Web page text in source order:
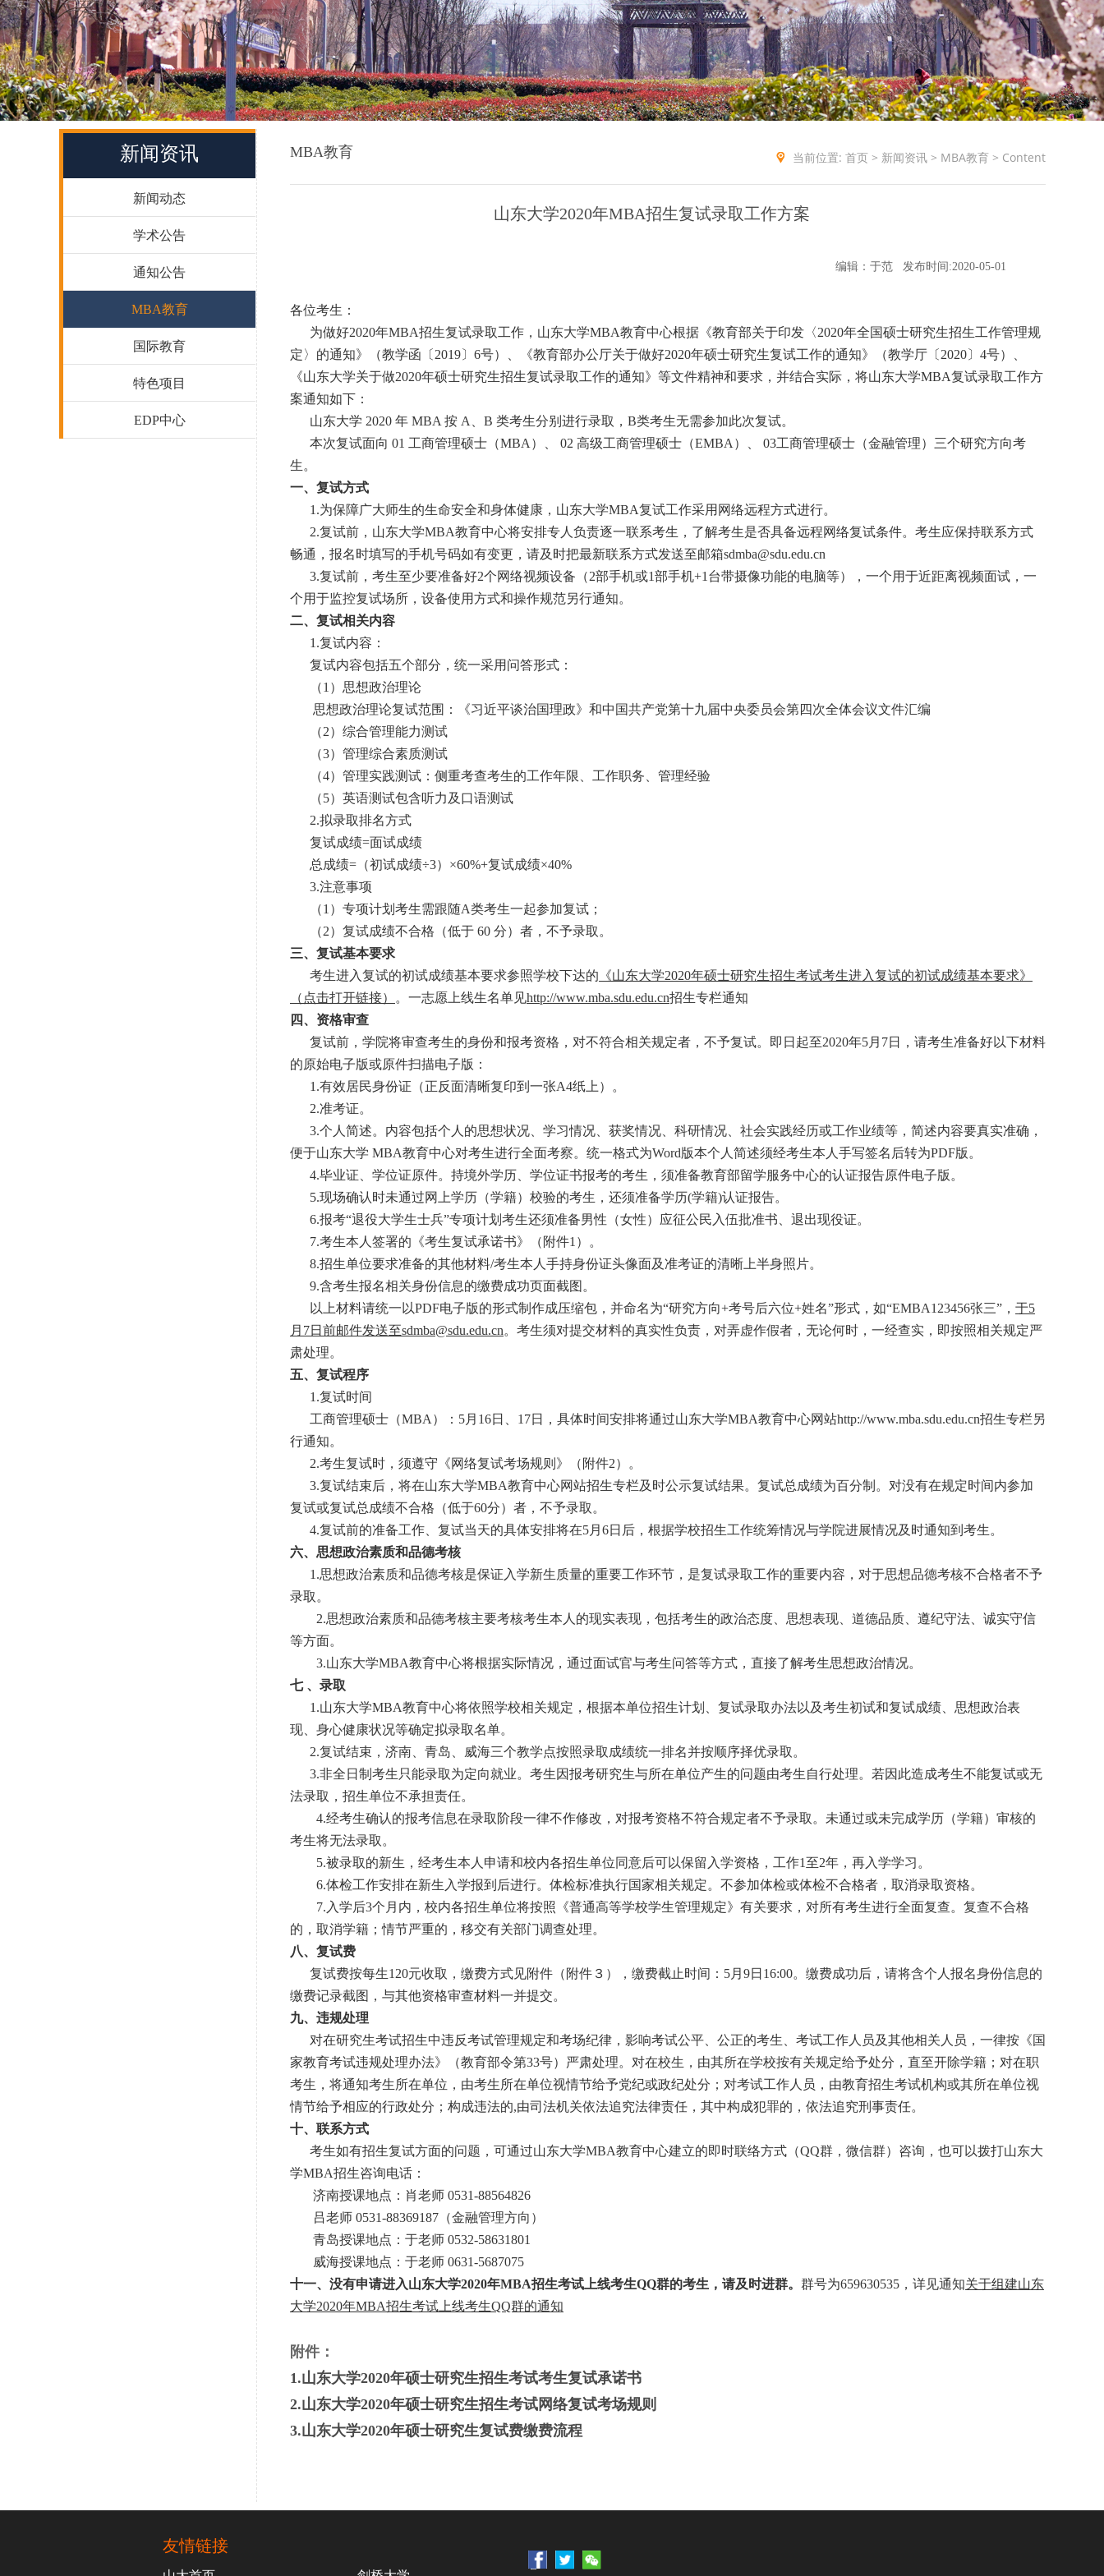
新闻资讯
新闻动态
学术公告
通知公告
MBA教育
国际教育
特色项目
EDP中心
MBA教育 当前位置: 首页 > 新闻资讯 > MBA教育 > Content
山东大学2020年MBA招生复试录取工作方案
编辑：于范 发布时间:2020-05-01
各位考生：
为做好2020年MBA招生复试录取工作，山东大学MBA教育中心根据《教育部关于印发〈2020年全国硕士研究生招生工作管理规
定〉的通知》（教学函〔2019〕6号）、《教育部办公厅关于做好2020年硕士研究生复试工作的通知》（教学厅〔2020〕4号）、
《山东大学关于做2020年硕士研究生招生复试录取工作的通知》等文件精神和要求，并结合实际，将山东大学MBA复试录取工作方
案通知如下：
山东大学 2020 年 MBA 按 A、B 类考生分别进行录取，B类考生无需参加此次复试。
本次复试面向 01 工商管理硕士（MBA）、 02 高级工商管理硕士（EMBA）、 03工商管理硕士（金融管理）三个研究方向考
生。
一、复试方式
1.为保障广大师生的生命安全和身体健康，山东大学MBA复试工作采用网络远程方式进行。
2.复试前，山东大学MBA教育中心将安排专人负责逐一联系考生，了解考生是否具备远程网络复试条件。考生应保持联系方式
畅通，报名时填写的手机号码如有变更，请及时把最新联系方式发送至邮箱sdmba@sdu.edu.cn
3.复试前，考生至少要准备好2个网络视频设备（2部手机或1部手机+1台带摄像功能的电脑等），一个用于近距离视频面试，一
个用于监控复试场所，设备使用方式和操作规范另行通知。
二、复试相关内容
1.复试内容：
复试内容包括五个部分，统一采用问答形式：
（1）思想政治理论
思想政治理论复试范围：《习近平谈治国理政》和中国共产党第十九届中央委员会第四次全体会议文件汇编
（2）综合管理能力测试
（3）管理综合素质测试
（4）管理实践测试：侧重考查考生的工作年限、工作职务、管理经验
（5）英语测试包含听力及口语测试
2.拟录取排名方式
复试成绩=面试成绩
总成绩=（初试成绩÷3）×60%+复试成绩×40%
3.注意事项
（1）专项计划考生需跟随A类考生一起参加复试；
（2）复试成绩不合格（低于 60 分）者，不予录取。
三、复试基本要求
考生进入复试的初试成绩基本要求参照学校下达的 《山东大学2020年硕士研究生招生考试考生进入复试的初试成绩基本要求》
（点击打开链接）
。一志愿上线生名单见http://www.mba.sdu.edu.cn招生专栏通知
四、资格审查
复试前，学院将审查考生的身份和报考资格，对不符合相关规定者，不予复试。即日起至2020年5月7日，请考生准备好以下材料
的原始电子版或原件扫描电子版：
1.有效居民身份证（正反面清晰复印到一张A4纸上）。
2.准考证。
3.个人简述。内容包括个人的思想状况、学习情况、获奖情况、科研情况、社会实践经历或工作业绩等，简述内容要真实准确，
便于山东大学 MBA教育中心对考生进行全面考察。统一格式为Word版本个人简述须经考生本人手写签名后转为PDF版。
4.毕业证、学位证原件。持境外学历、学位证书报考的考生，须准备教育部留学服务中心的认证报告原件电子版。
5.现场确认时未通过网上学历（学籍）校验的考生，还须准备学历(学籍)认证报告。
6.报考“退役大学生士兵”专项计划考生还须准备男性（女性）应征公民入伍批准书、退出现役证。
7.考生本人签署的《考生复试承诺书》（附件1）。
8.招生单位要求准备的其他材料/考生本人手持身份证头像面及准考证的清晰上半身照片。
9.含考生报名相关身份信息的缴费成功页面截图。
以上材料请统一以PDF电子版的形式制作成压缩包，并命名为“研究方向+考号后六位+姓名”形式，如“EMBA123456张三”， 于5
月7日前邮件发送至sdmba@sdu.edu.cn。考生须对提交材料的真实性负责，对弄虚作假者，无论何时，一经查实，即按照相关规定严
肃处理。
五、复试程序
1.复试时间
工商管理硕士（MBA）：5月16日、17日，具体时间安排将通过山东大学MBA教育中心网站http://www.mba.sdu.edu.cn招生专栏另
行通知。
2.考生复试时，须遵守《网络复试考场规则》（附件2）。
3.复试结束后，将在山东大学MBA教育中心网站招生专栏及时公示复试结果。复试总成绩为百分制。对没有在规定时间内参加
复试或复试总成绩不合格（低于60分）者，不予录取。
4.复试前的准备工作、复试当天的具体安排将在5月6日后，根据学校招生工作统筹情况与学院进展情况及时通知到考生。
六、思想政治素质和品德考核
1.思想政治素质和品德考核是保证入学新生质量的重要工作环节，是复试录取工作的重要内容，对于思想品德考核不合格者不予
录取。
2.思想政治素质和品德考核主要考核考生本人的现实表现，包括考生的政治态度、思想表现、道德品质、遵纪守法、诚实守信
等方面。
3.山东大学MBA教育中心将根据实际情况，通过面试官与考生问答等方式，直接了解考生思想政治情况。
七 、录取
1.山东大学MBA教育中心将依照学校相关规定，根据本单位招生计划、复试录取办法以及考生初试和复试成绩、思想政治表
现、身心健康状况等确定拟录取名单。
2.复试结束，济南、青岛、威海三个教学点按照录取成绩统一排名并按顺序择优录取。
3.非全日制考生只能录取为定向就业。考生因报考研究生与所在单位产生的问题由考生自行处理。若因此造成考生不能复试或无
法录取，招生单位不承担责任。
4.经考生确认的报考信息在录取阶段一律不作修改，对报考资格不符合规定者不予录取。未通过或未完成学历（学籍）审核的
考生将无法录取。
5.被录取的新生，经考生本人申请和校内各招生单位同意后可以保留入学资格，工作1至2年，再入学学习。
6.体检工作安排在新生入学报到后进行。体检标准执行国家相关规定。不参加体检或体检不合格者，取消录取资格。
7.入学后3个月内，校内各招生单位将按照《普通高等学校学生管理规定》有关要求，对所有考生进行全面复查。复查不合格
的，取消学籍；情节严重的，移交有关部门调查处理。
八、复试费
复试费按每生120元收取，缴费方式见附件（附件３），缴费截止时间：5月9日16:00。缴费成功后，请将含个人报名身份信息的
缴费记录截图，与其他资格审查材料一并提交。
九、违规处理
对在研究生考试招生中违反考试管理规定和考场纪律，影响考试公平、公正的考生、考试工作人员及其他相关人员，一律按《国
家教育考试违规处理办法》（教育部令第33号）严肃处理。对在校生，由其所在学校按有关规定给予处分，直至开除学籍；对在职
考生，将通知考生所在单位，由考生所在单位视情节给予党纪或政纪处分；对考试工作人员，由教育招生考试机构或其所在单位视
情节给予相应的行政处分；构成违法的,由司法机关依法追究法律责任，其中构成犯罪的，依法追究刑事责任。
十、联系方式
考生如有招生复试方面的问题，可通过山东大学MBA教育中心建立的即时联络方式（QQ群，微信群）咨询，也可以拨打山东大
学MBA招生咨询电话：
济南授课地点：肖老师 0531-88564826
吕老师 0531-88369187（金融管理方向）
青岛授课地点：于老师 0532-58631801
威海授课地点：于老师 0631-5687075
十一、没有申请进入山东大学2020年MBA招生考试上线考生QQ群的考生，请及时进群。 群号为659630535，详见通知关于组建山东
大学2020年MBA招生考试上线考生QQ群的通知
附件：
1.山东大学2020年硕士研究生招生考试考生复试承诺书
2.山东大学2020年硕士研究生招生考试网络复试考场规则
3.山东大学2020年硕士研究生复试费缴费流程
友情链接